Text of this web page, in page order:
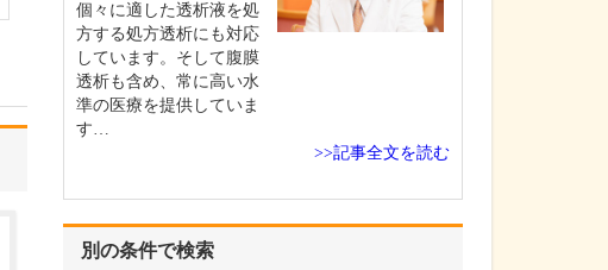
別の条件で検索
個々に適した透析液を処
方する処方透析にも対応
しています。そして腹膜
透析も含め、常に高い水
準の医療を提供していま
す…
>>記事全文を読む